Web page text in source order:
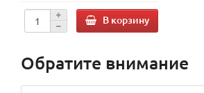
В корзину
Обратите внимание